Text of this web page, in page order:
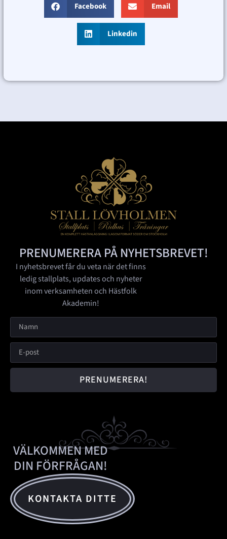
Facebook Email
Linkedin
VÄLKOMMEN MED
DIN FÖRFRÅGAN!
KONTAKTA DITTE
PRENUMERERA PÅ NYHETSBREVET!
I nyhetsbrevet får du veta när det finns
ledig stallplats, updates och nyheter
inom verksamheten och Hästfolk
Akademin!
PRENUMERERA!